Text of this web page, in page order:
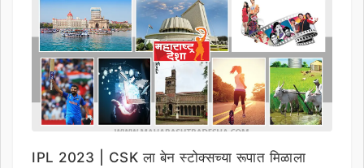
IPL 2023 | CSK ला बेन स्टोक्सच्या रूपात मिळाला